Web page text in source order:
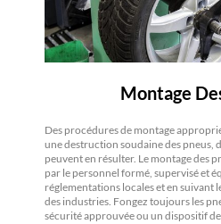
Montage
Des procédures de montage
une destruction soudaine des pneus,
peuvent en résulter. Le montage des
par le personnel formé, supervisé et
réglementations locales et en suivant
des industries. Fongez toujours les
sécurité approuvée ou un dispositif